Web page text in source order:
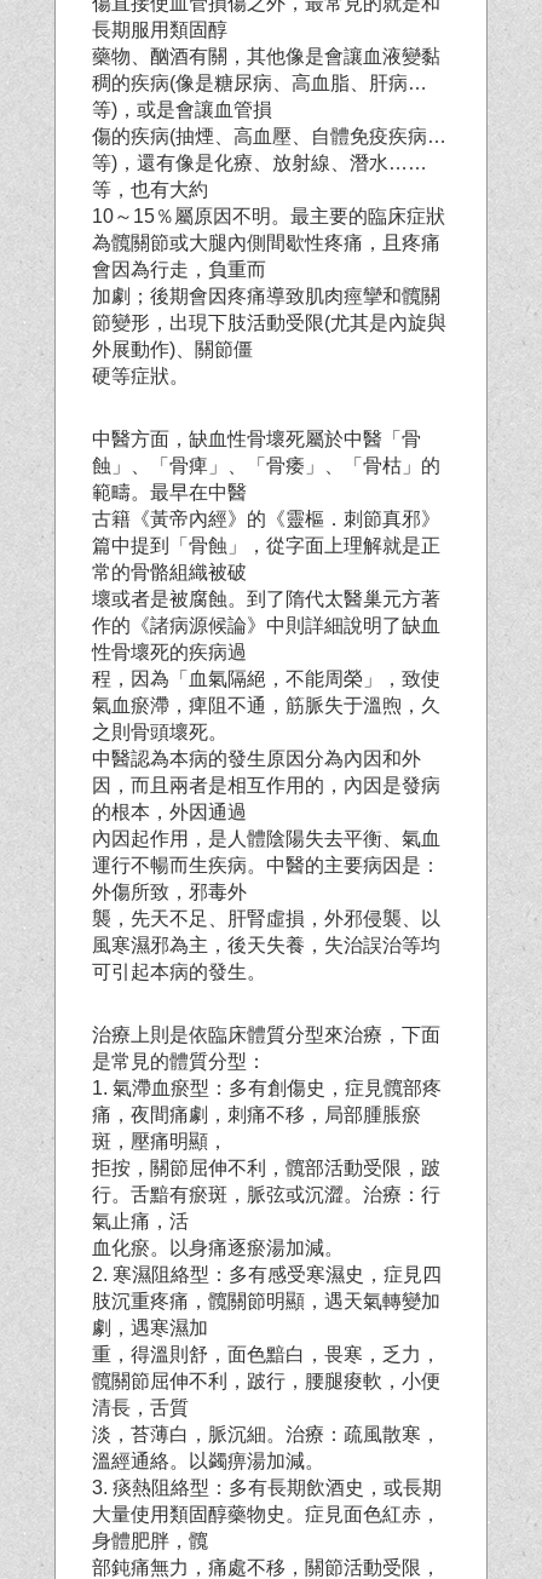
長期服用類固醇
藥物、酗酒有關，其他像是會讓血液變黏
稠的疾病(像是糖尿病、高血脂、肝病…
等)，或是會讓血管損
傷的疾病(抽煙、高血壓、自體免疫疾病…
等)，還有像是化療、放射線、潛水……
等，也有大約
10～15％屬原因不明。最主要的臨床症狀
為髖關節或大腿內側間歇性疼痛，且疼痛
會因為行走，負重而
加劇；後期會因疼痛導致肌肉痙攣和髖關
節變形，出現下肢活動受限(尤其是內旋與
外展動作)、關節僵
硬等症狀。
中醫方面，缺血性骨壞死屬於中醫「骨
蝕」、「骨痺」、「骨痿」、「骨枯」的
範疇。最早在中醫
古籍《黃帝內經》的《靈樞．刺節真邪》
篇中提到「骨蝕」，從字面上理解就是正
常的骨骼組織被破
壞或者是被腐蝕。到了隋代太醫巢元方著
作的《諸病源候論》中則詳細說明了缺血
性骨壞死的疾病過
程，因為「血氣隔絕，不能周榮」，致使
氣血瘀滯，痺阻不通，筋脈失于溫煦，久
之則骨頭壞死。
中醫認為本病的發生原因分為內因和外
因，而且兩者是相互作用的，內因是發病
的根本，外因通過
內因起作用，是人體陰陽失去平衡、氣血
運行不暢而生疾病。中醫的主要病因是：
外傷所致，邪毒外
襲，先天不足、肝腎虛損，外邪侵襲、以
風寒濕邪為主，後天失養，失治誤治等均
可引起本病的發生。
治療上則是依臨床體質分型來治療，下面
是常見的體質分型：
1. 氣滯血瘀型：多有創傷史，症見髖部疼
痛，夜間痛劇，刺痛不移，局部腫脹瘀
斑，壓痛明顯，
拒按，關節屈伸不利，髖部活動受限，跛
行。舌黯有瘀斑，脈弦或沉澀。治療：行
氣止痛，活
血化瘀。以身痛逐瘀湯加減。
2. 寒濕阻絡型：多有感受寒濕史，症見四
肢沉重疼痛，髖關節明顯，遇天氣轉變加
劇，遇寒濕加
重，得溫則舒，面色黯白，畏寒，乏力，
髖關節屈伸不利，跛行，腰腿痠軟，小便
清長，舌質
淡，苔薄白，脈沉細。治療：疏風散寒，
溫經通絡。以蠲痹湯加減。
3. 痰熱阻絡型：多有長期飲酒史，或長期
大量使用類固醇藥物史。症見面色紅赤，
身體肥胖，髖
部鈍痛無力，痛處不移，關節活動受限，